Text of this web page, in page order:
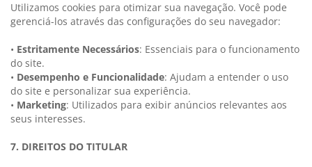
Utilizamos cookies para otimizar sua navegação. Você pode
gerenciá-los através das configurações do seu navegador:
• Estritamente Necessários: Essenciais para o funcionamento
do site.
• Desempenho e Funcionalidade: Ajudam a entender o uso
do site e personalizar sua experiência.
• Marketing: Utilizados para exibir anúncios relevantes aos
seus interesses.
7. DIREITOS DO TITULAR